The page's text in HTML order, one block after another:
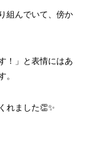
組んでいて、傍か
！」と表情にはあ
。
れました👏✨